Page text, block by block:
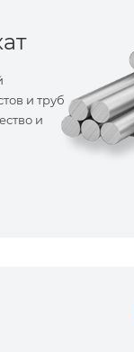
и труб
и